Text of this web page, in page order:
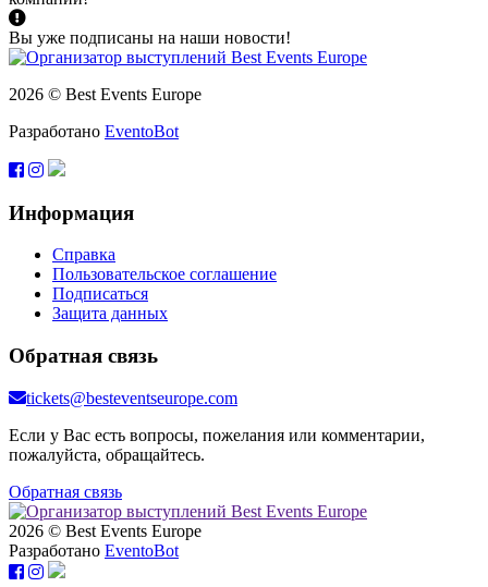
Вы уже подписаны на наши новости!
2026 © Best Events Europe
Разработано EventoBot
Информация
Справка
Пользовательское соглашение
Подписаться
Защита данных
Обратная связь
tickets@besteventseurope.com
Если у Вас есть вопросы, пожелания или комментарии,
пожалуйста, обращайтесь.
Обратная связь
2026 © Best Events Europe
Разработано EventoBot